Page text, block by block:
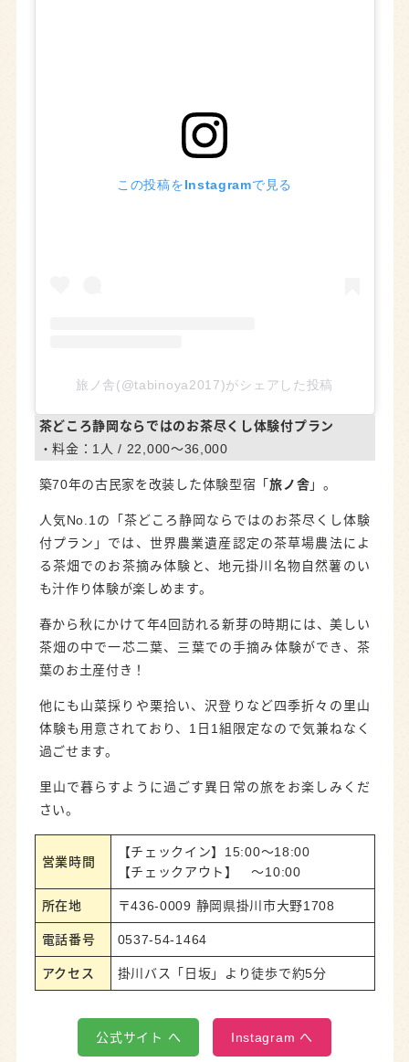
この投稿をInstagramで見る
旅ノ舎(@tabinoya2017)がシェアした投稿
茶どころ静岡ならではのお茶尽くし体験付プラン
・料金：1人 / 22,000～36,000
築70年の古民家を改装した体験型宿「旅ノ舎」。
人気No.1の「茶どころ静岡ならではのお茶尽くし体験
付プラン」では、世界農業遺産認定の茶草場農法によ
る茶畑でのお茶摘み体験と、地元掛川名物自然薯のい
も汁作り体験が楽しめます。
春から秋にかけて年4回訪れる新芽の時期には、美しい
茶畑の中で一芯二葉、三葉での手摘み体験ができ、茶
葉のお土産付き！
他にも山菜採りや栗拾い、沢登りなど四季折々の里山
体験も用意されており、1日1組限定なので気兼ねなく
過ごせます。
里山で暮らすように過ごす異日常の旅をお楽しみくだ
さい。
営業時間
【チェックイン】15:00～18:00
【チェックアウト】 ～10:00
所在地 〒436-0009 静岡県掛川市大野1708
電話番号 0537-54-1464
アクセス 掛川バス「日坂」より徒歩で約5分
公式サイト へ Instagram へ